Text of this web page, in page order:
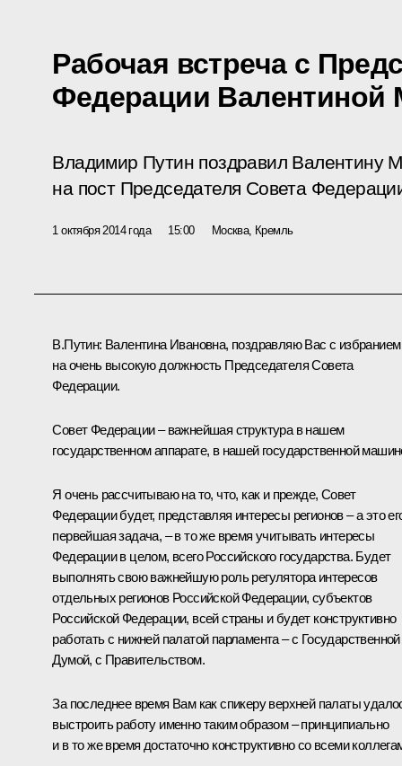
Рабочая встреча с
Федерации Валентиной
Владимир Путин поздравил Валентину
на пост Председателя Совета
1 октября 2014 года 15:00 Москва, Кремль
В.Путин: Валентина Ивановна, поздравляю Вас с избранием
на очень высокую должность Председателя Совета
Федерации.
Совет Федерации – важнейшая структура в нашем
государственном аппарате, в нашей государственной
Я очень рассчитываю на то, что, как и прежде, Совет
Федерации будет, представляя интересы регионов – а это
первейшая задача, – в то же время учитывать интересы
Федерации в целом, всего Российского государства. Будет
выполнять свою важнейшую роль регулятора интересов
отдельных регионов Российской Федерации, субъектов
Российской Федерации, всей страны и будет конструктивно
работать с нижней палатой парламента – с Государственной
Думой, с Правительством.
За последнее время Вам как спикеру верхней палаты
выстроить работу именно таким образом – принципиально
и в то же время достаточно конструктивно со всеми